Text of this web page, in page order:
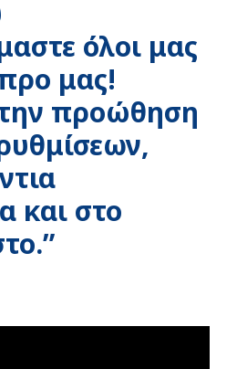
όλοι μας
μας!
προώθηση
και στο